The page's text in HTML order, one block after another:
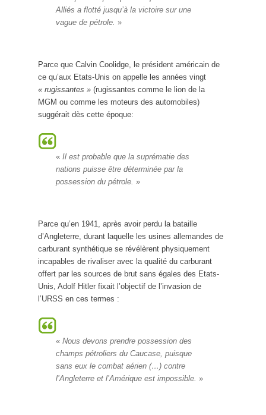
Alliés a flotté jusqu’à la victoire sur une
vague de pétrole. »
Parce que Calvin Coolidge, le président américain de
ce qu’aux Etats-Unis on appelle les années vingt
« rugissantes » (rugissantes comme le lion de la
MGM ou comme les moteurs des automobiles)
suggérait dès cette époque:
« Il est probable que la suprématie des
nations puisse être déterminée par la
possession du pétrole. »
Parce qu’en 1941, après avoir perdu la bataille
d’Angleterre, durant laquelle les usines allemandes de
carburant synthétique se révélèrent physiquement
incapables de rivaliser avec la qualité du carburant
offert par les sources de brut sans égales des Etats-
Unis, Adolf Hitler fixait l’objectif de l’invasion de
l’URSS en ces termes :
« Nous devons prendre possession des
champs pétroliers du Caucase, puisque
sans eux le combat aérien (…) contre
l’Angleterre et l’Amérique est impossible. »